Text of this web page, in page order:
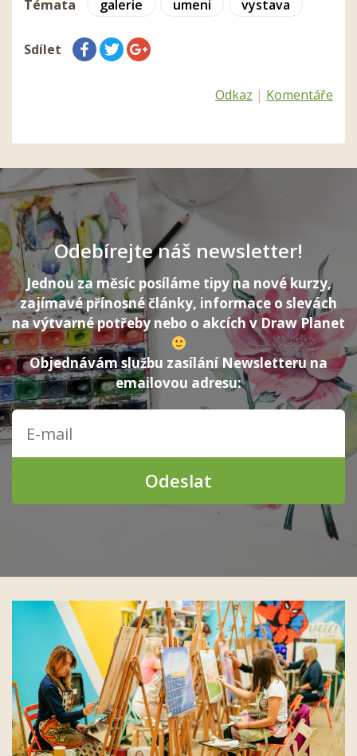
Témata galerie umeni vystava
Sdílet
Odkaz | Komentáře
Odebírejte náš newsletter!
Jednou za měsíc posíláme tipy na nové kurzy,
zajímavé přínosné články, informace o slevách
na výtvarné potřeby nebo o akcích v Draw Planet
Objednávám službu zasílání Newsletteru na
emailovou adresu:
Odeslat